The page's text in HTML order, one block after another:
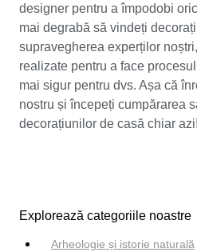
designer pentru a împodobi
mai degrabă să vindeți
supravegherea experților
realizate pentru a face
mai sigur pentru dvs. Așa că
nostru și începeți cumpărarea
decorațiunilor de casă chiar azi!
Explorează categoriile noastre
Arheologie și istorie naturală